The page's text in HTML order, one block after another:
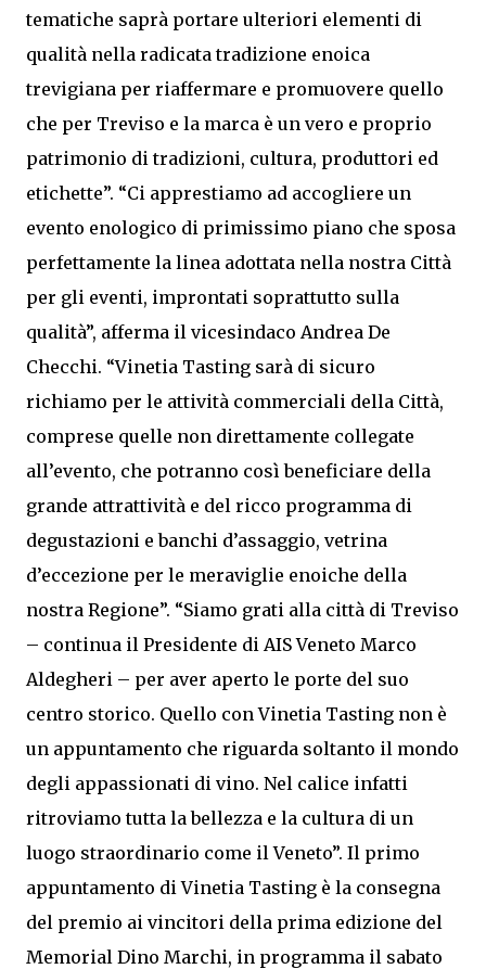
tematiche saprà portare ulteriori elementi di
qualità nella radicata tradizione enoica
trevigiana per riaffermare e promuovere quello
che per Treviso e la marca è un vero e proprio
patrimonio di tradizioni, cultura, produttori ed
etichette”. “Ci apprestiamo ad accogliere un
evento enologico di primissimo piano che sposa
perfettamente la linea adottata nella nostra Città
per gli eventi, improntati soprattutto sulla
qualità”, afferma il vicesindaco Andrea De
Checchi. “Vinetia Tasting sarà di sicuro
richiamo per le attività commerciali della Città,
comprese quelle non direttamente collegate
all’evento, che potranno così beneficiare della
grande attrattività e del ricco programma di
degustazioni e banchi d’assaggio, vetrina
d’eccezione per le meraviglie enoiche della
nostra Regione”. “Siamo grati alla città di Treviso
– continua il Presidente di AIS Veneto Marco
Aldegheri – per aver aperto le porte del suo
centro storico. Quello con Vinetia Tasting non è
un appuntamento che riguarda soltanto il mondo
degli appassionati di vino. Nel calice infatti
ritroviamo tutta la bellezza e la cultura di un
luogo straordinario come il Veneto”. Il primo
appuntamento di Vinetia Tasting è la consegna
del premio ai vincitori della prima edizione del
Memorial Dino Marchi, in programma il sabato